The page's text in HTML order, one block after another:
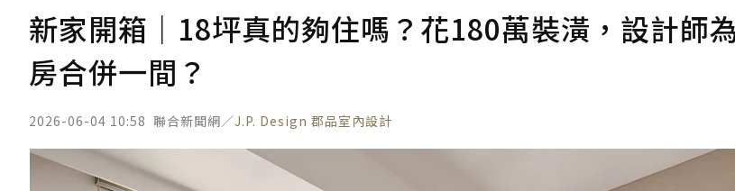
新家開箱｜18坪真的夠住嗎？花180萬裝潢，設計師
房合併一間？
2026-06-04 10:58 聯合新聞網／J.P. Design 郡品室內設計